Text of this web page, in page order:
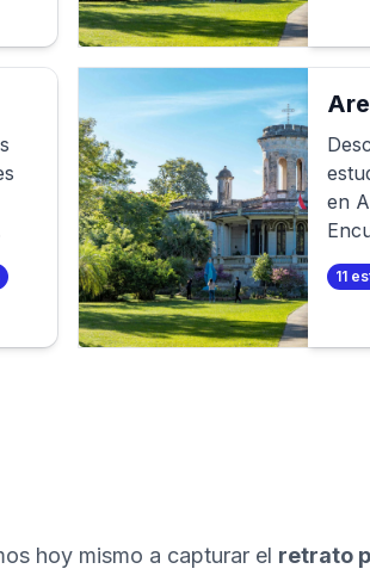
en
de
11
hoy mismo a capturar el retrato